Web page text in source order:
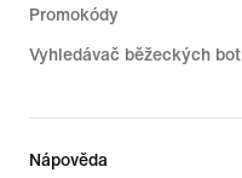
Promokódy
Vyhledávač běžeckých bot
Nápověda